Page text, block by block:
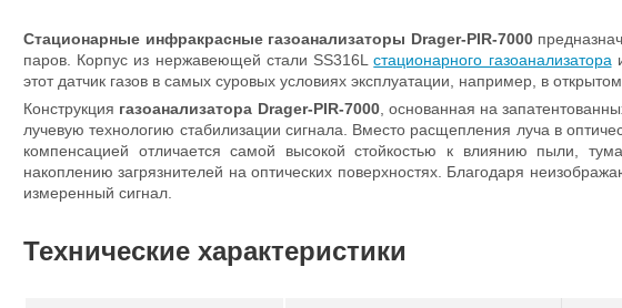
Стационарные инфракрасные газоанализаторы Drager-PIR-7000
паров. Корпус из нержавеющей стали SS316Lстационарного газоанализатора
этот датчик газов в самых суровых условиях эксплуатации, например, в
Конструкция газоанализатора Drager-PIR-7000, основанная на
лучевую технологию стабилизации сигнала. Вместо расщепления луча в
компенсацией отличается самой высокой стойкостью к влиянию пыли,
накоплению загрязнителей на оптических поверхностях. Благодаря
измеренный сигнал.
Технические характеристики